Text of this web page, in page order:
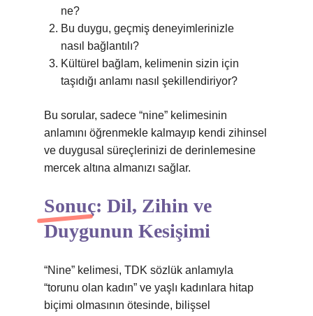
ne?
Bu duygu, geçmiş deneyimlerinizle
nasıl bağlantılı?
Kültürel bağlam, kelimenin sizin için
taşıdığı anlamı nasıl şekillendiriyor?
Bu sorular, sadece “nine” kelimesinin
anlamını öğrenmekle kalmayıp kendi zihinsel
ve duygusal süreçlerinizi de derinlemesine
mercek altına almanızı sağlar.
Sonuç: Dil, Zihin ve
Duygunun Kesişimi
“Nine” kelimesi, TDK sözlük anlamıyla
“torunu olan kadın” ve yaşlı kadınlara hitap
biçimi olmasının ötesinde, bilişsel